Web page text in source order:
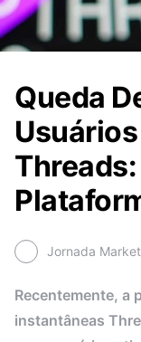
Queda
Jornada
Recentemente, a
instantâneas